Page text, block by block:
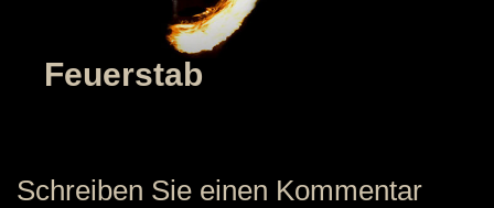
Feuerstab
Schreiben Sie einen Kommentar